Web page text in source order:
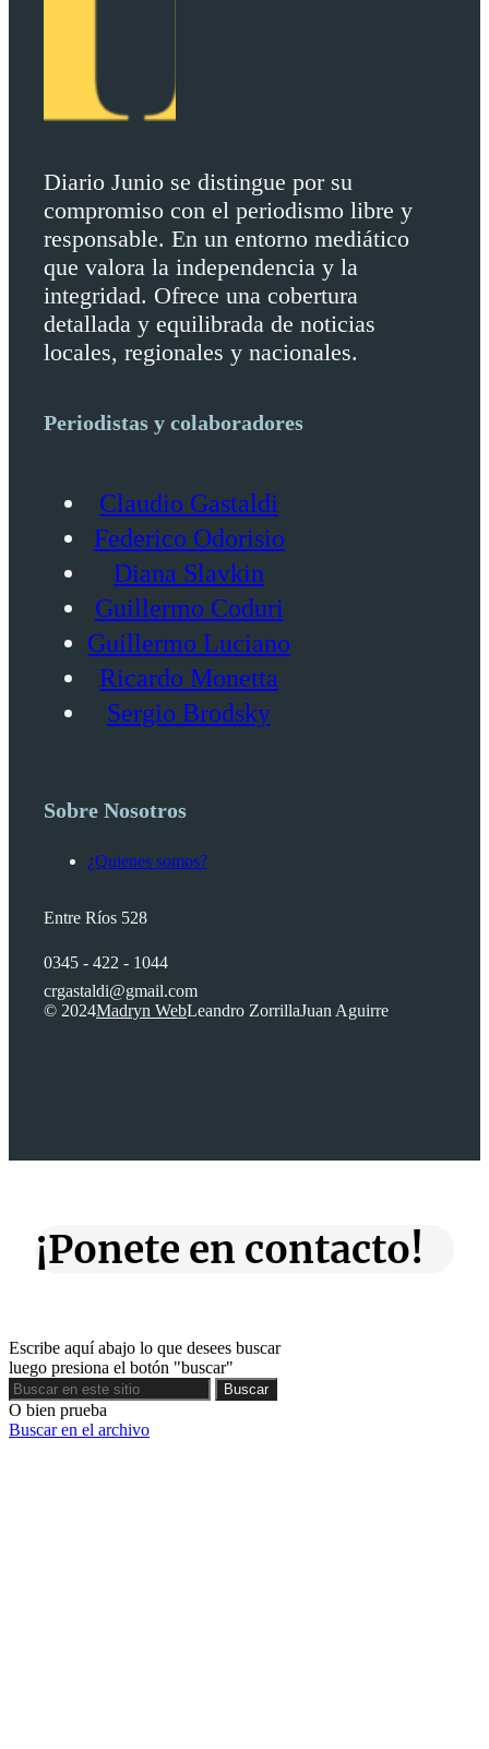
Diario Junio se distingue por su
compromiso con el periodismo libre y
responsable. En un entorno mediático
que valora la independencia y la
integridad. Ofrece una cobertura
detallada y equilibrada de noticias
locales, regionales y nacionales.
Periodistas y colaboradores
Claudio Gastaldi
Federico Odorisio
Diana Slavkin
Guillermo Coduri
Guillermo Luciano
Ricardo Monetta
Sergio Brodsky
Sobre Nosotros
¿Quienes somos?
Entre Ríos 528
0345 - 422 - 1044
crgastaldi@gmail.com
© 2024Madryn WebLeandro ZorrillaJuan Aguirre
¡Ponete en contacto!
Escribe aquí abajo lo que desees buscar
luego presiona el botón "buscar"
Buscar
Buscar
O bien prueba
Buscar en el archivo